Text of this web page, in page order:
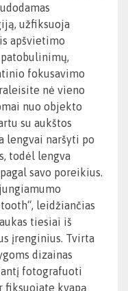
užfiksuoja
apšvietimo
fokusavimo
nė vieno
nuo objekto
su aukštos
lengvai naršyti po
todėl lengva
savo poreikius.
leidžiančias
tiesiai iš
įrenginius. Tvirta
dizainas
fotografuoti
fiksuojate kvapą